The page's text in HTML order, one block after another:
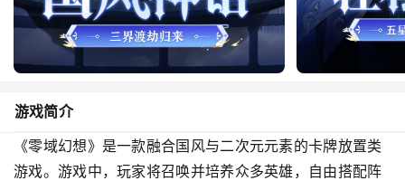
游戏简介
《零域幻想》是一款融合国风与二次元元素的卡牌放置类
游戏。游戏中，玩家将召唤并培养众多英雄，自由搭配阵